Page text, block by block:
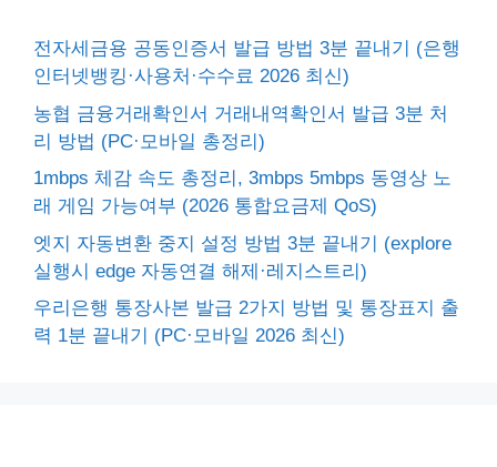
전자세금용 공동인증서 발급 방법 3분 끝내기 (은행
인터넷뱅킹·사용처·수수료 2026 최신)
농협 금융거래확인서 거래내역확인서 발급 3분 처
리 방법 (PC·모바일 총정리)
1mbps 체감 속도 총정리, 3mbps 5mbps 동영상 노
래 게임 가능여부 (2026 통합요금제 QoS)
엣지 자동변환 중지 설정 방법 3분 끝내기 (explore
실행시 edge 자동연결 해제·레지스트리)
우리은행 통장사본 발급 2가지 방법 및 통장표지 출
력 1분 끝내기 (PC·모바일 2026 최신)